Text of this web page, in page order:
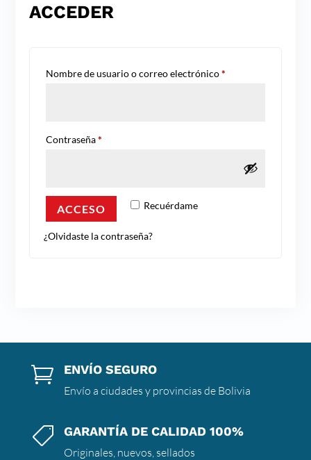
ACCEDER
Nombre de usuario o correo electrónico*
Contraseña*
Recuérdame
ACCESO
¿Olvidaste la contraseña?
 ENVÍO SEGURO
Envío a ciudades y provincias de Bolivia
 GARANTÍA DE CALIDAD 100%
Originales, nuevos, sellados